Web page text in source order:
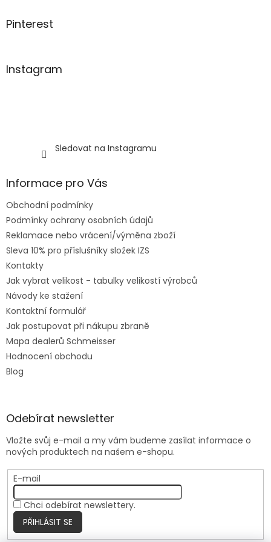
Pinterest
Instagram
Sledovat na Instagramu
Informace pro Vás
Obchodní podmínky
Podmínky ochrany osobních údajů
Reklamace nebo vrácení/výměna zboží
Sleva 10% pro příslušníky složek IZS
Kontakty
Jak vybrat velikost - tabulky velikostí výrobců
Návody ke stažení
Kontaktní formulář
Jak postupovat při nákupu zbraně
Mapa dealerů Schmeisser
Hodnocení obchodu
Blog
Odebírat newsletter
Vložte svůj e-mail a my vám budeme zasílat informace o
nových produktech na našem e-shopu.
E-mail
Chci odebírat newslettery.
PŘIHLÁSIT SE